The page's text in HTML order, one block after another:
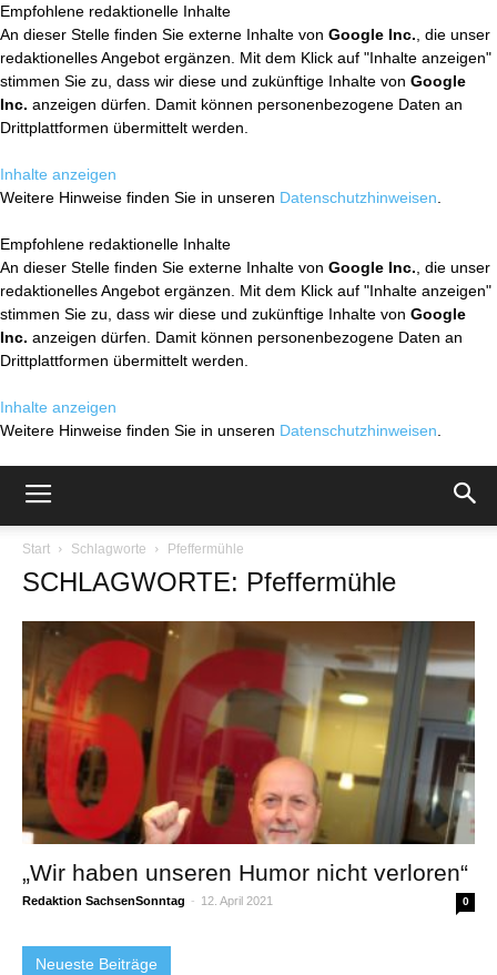
Empfohlene redaktionelle Inhalte
An dieser Stelle finden Sie externe Inhalte von Google Inc. , die unser
redaktionelles Angebot ergänzen. Mit dem Klick auf "Inhalte anzeigen"
stimmen Sie zu, dass wir diese und zukünftige Inhalte von Google
Inc. anzeigen dürfen. Damit können personenbezogene Daten an
Drittplattformen übermittelt werden.
Inhalte anzeigen
Weitere Hinweise finden Sie in unseren Datenschutzhinweisen
Empfohlene redaktionelle Inhalte
An dieser Stelle finden Sie externe Inhalte von Google Inc. , die unser
redaktionelles Angebot ergänzen. Mit dem Klick auf "Inhalte anzeigen"
stimmen Sie zu, dass wir diese und zukünftige Inhalte von Google
Inc. anzeigen dürfen. Damit können personenbezogene Daten an
Drittplattformen übermittelt werden.
Inhalte anzeigen
Weitere Hinweise finden Sie in unseren Datenschutzhinweisen
Start Schlagworte Pfeffermühle
SCHLAGWORTE: Pfeffermühle
„Wir haben unseren Humor nicht verloren“
Redaktion SachsenSonntag - 12. April 2021 0
Neueste Beiträge